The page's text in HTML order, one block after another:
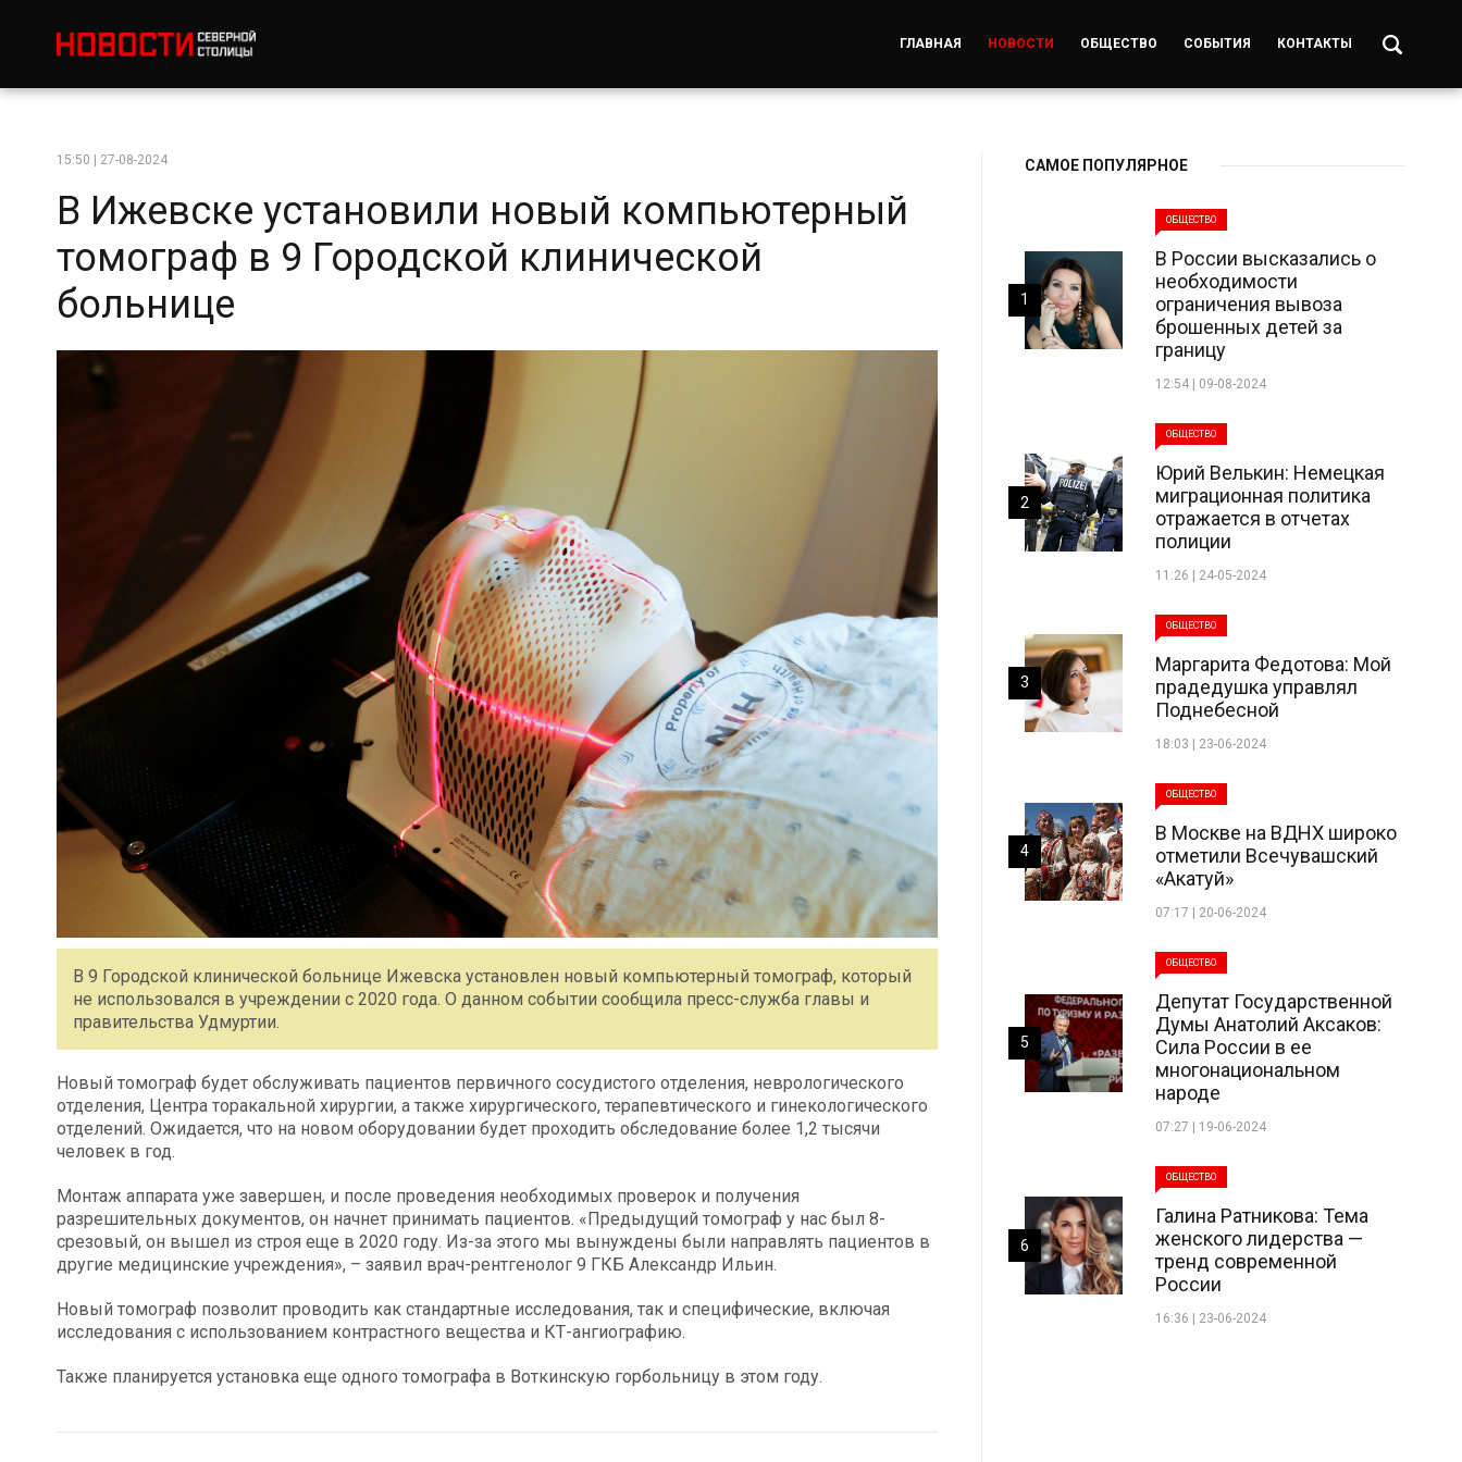
ГЛАВНАЯ НОВОСТИ ОБЩЕСТВО СОБЫТИЯ КОНТАКТЫ
15:50 | 27-08-2024
В Ижевске установили новый компьютерный
томограф в 9 Городской клинической
больнице
В 9 Городской клинической больнице Ижевска установлен новый компьютерный томограф, который
не использовался в учреждении с 2020 года. О данном событии сообщила пресс-служба главы и
правительства Удмуртии.
Новый томограф будет обслуживать пациентов первичного сосудистого отделения, неврологического
отделения, Центра торакальной хирургии, а также хирургического, терапевтического и гинекологического
отделений. Ожидается, что на новом оборудовании будет проходить обследование более 1,2 тысячи
человек в год.
Монтаж аппарата уже завершен, и после проведения необходимых проверок и получения
разрешительных документов, он начнет принимать пациентов. «Предыдущий томограф у нас был 8-
срезовый, он вышел из строя еще в 2020 году. Из-за этого мы вынуждены были направлять пациентов в
другие медицинские учреждения», – заявил врач-рентгенолог 9 ГКБ Александр Ильин.
Новый томограф позволит проводить как стандартные исследования, так и специфические, включая
исследования с использованием контрастного вещества и КТ-ангиографию.
Также планируется установка еще одного томографа в Воткинскую горбольницу в этом году.
САМОЕ ПОПУЛЯРНОЕ
ОБЩЕСТВО
В России высказались о
необходимости
ограничения вывоза
брошенных детей за
границу
12:54 | 09-08-2024
1
ОБЩЕСТВО
Юрий Велькин: Немецкая
миграционная политика
отражается в отчетах
полиции
11:26 | 24-05-2024
2
ОБЩЕСТВО
Маргарита Федотова: Мой
прадедушка управлял
Поднебесной
18:03 | 23-06-2024
3
ОБЩЕСТВО
В Москве на ВДНХ широко
отметили Всечувашский
«Акатуй»
07:17 | 20-06-2024
4
ОБЩЕСТВО
Депутат Государственной
Думы Анатолий Аксаков:
Сила России в ее
многонациональном
народе
07:27 | 19-06-2024
5
ОБЩЕСТВО
Галина Ратникова: Тема
женского лидерства —
тренд современной
России
16:36 | 23-06-2024
6